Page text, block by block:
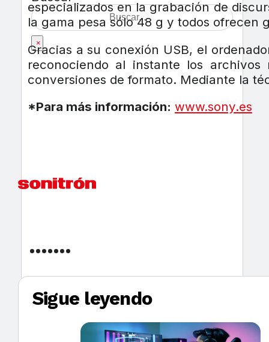
×
especializados en la grabación de
la gama pesa sólo 48 g y todos
Gracias a su conexión USB, el
reconociendo al instante los
conversiones de formato. Mediante la
*Para más información: www.sony.es
Sigue leyendo